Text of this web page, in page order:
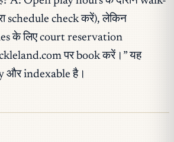
schedule check करें), लेकिन
के लिए court reservation
पर book करें।” यह
indexable है।